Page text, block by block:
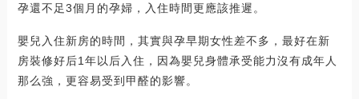
孕還不足3個月的孕婦，入住時間更應該推遲。
嬰兒入住新房的時間，其實與孕早期女性差不多，最好在新
房裝修好后1年以后入住，因為嬰兒身體承受能力沒有成年人
那么強，更容易受到甲醛的影響。